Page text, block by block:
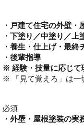
・戸建て住宅の外壁・
・下塗り／中塗り／上
・養生・仕上げ・最終
・後輩指導
※ 経験・技量に応じて
※ 「見て覚えろ」は一
必須
・外壁・屋根塗装の実